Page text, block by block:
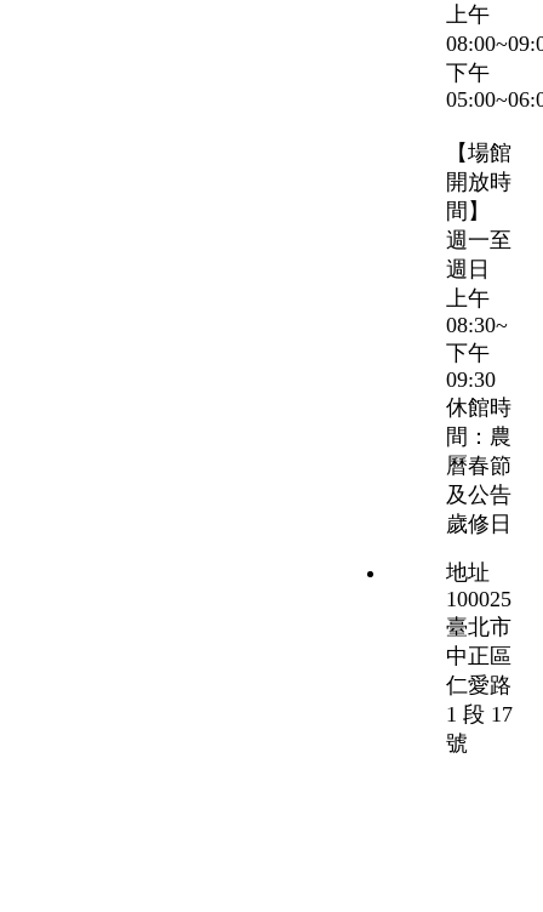
上午
下午
【場館
開放時
間】
週一至
週日
上午
08:30~
下午
09:30
休館時
間：農
曆春節
及公告
歲修日
地址
100025
臺北市
中正區
仁愛路
1 段 17
號